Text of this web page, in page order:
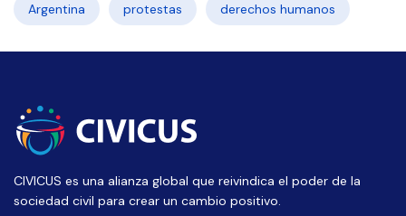
Argentina protestas derechos humanos
CIVICUS es una alianza global que reivindica el poder de la
sociedad civil para crear un cambio positivo.